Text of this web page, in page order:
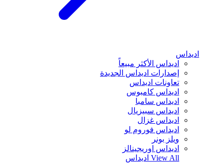
اديداس
اديداس الأكثر مبيعاً
إصدارات اديداس الجديدة
تعاونات اديداس
اديداس كامبوس
اديداس سامبا
اديداس سبيزيال
اديداس غزال
اديداس فوروم لو
ويلز بونر
اديداس اوريجينالز
View All اديداس